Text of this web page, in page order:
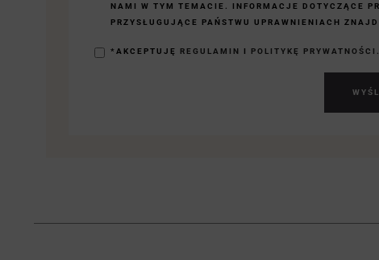
NAMI W TYM TEMACIE. INFORMACJE DOTYCZĄCE
PRZYSŁUGUJĄCE PAŃSTWU UPRAWNIENIACH
*AKCEPTUJĘ REGULAMIN I POLITYKĘ PRYWATNOŚCI.